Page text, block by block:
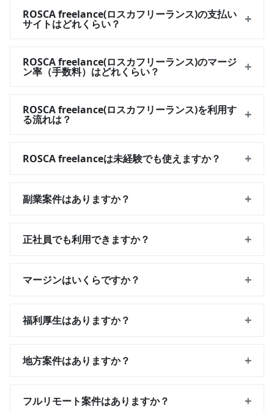
ROSCA freelance(ロスカフリーランス)の支払い
サイトはどれくらい？ +
ROSCA freelance(ロスカフリーランス)のマージ
ン率（手数料）はどれくらい？ +
ROSCA freelance(ロスカフリーランス)を利用す
る流れは？ +
ROSCA freelanceは未経験でも使えますか？ +
副業案件はありますか？ +
正社員でも利用できますか？ +
マージンはいくらですか？ +
福利厚生はありますか？ +
地方案件はありますか？ +
フルリモート案件はありますか？ +